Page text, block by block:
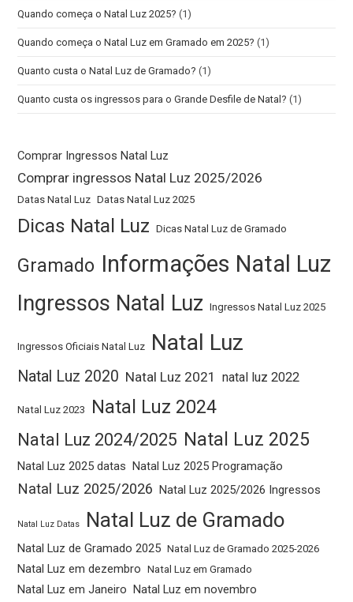
Quando começa o Natal Luz 2025? (1)
Quando começa o Natal Luz em Gramado em 2025? (1)
Quanto custa o Natal Luz de Gramado? (1)
Quanto custa os ingressos para o Grande Desfile de Natal? (1)
Comprar Ingressos Natal Luz
Comprar ingressos Natal Luz 2025/2026
Datas Natal Luz Datas Natal Luz 2025
Dicas Natal Luz Dicas Natal Luz de Gramado
Gramado Informações Natal Luz
Ingressos Natal Luz Ingressos Natal Luz 2025
Ingressos Oficiais Natal Luz Natal Luz
Natal Luz 2020 Natal Luz 2021 natal luz 2022
Natal Luz 2023 Natal Luz 2024
Natal Luz 2024/2025 Natal Luz 2025
Natal Luz 2025 datas Natal Luz 2025 Programação
Natal Luz 2025/2026 Natal Luz 2025/2026 Ingressos
Natal Luz Datas Natal Luz de Gramado
Natal Luz de Gramado 2025 Natal Luz de Gramado 2025-2026
Natal Luz em dezembro Natal Luz em Gramado
Natal Luz em Janeiro Natal Luz em novembro